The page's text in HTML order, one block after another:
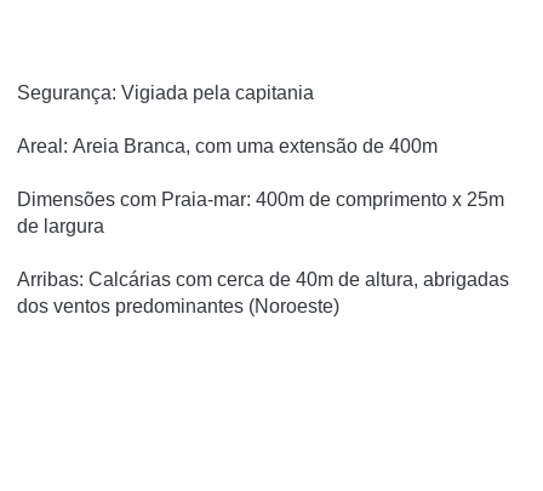
Segurança: Vigiada pela capitania
Areal: Areia Branca, com uma extensão de 400m
Dimensões com Praia-mar: 400m de comprimento x 25m
de largura
Arribas: Calcárias com cerca de 40m de altura, abrigadas
dos ventos predominantes (Noroeste)